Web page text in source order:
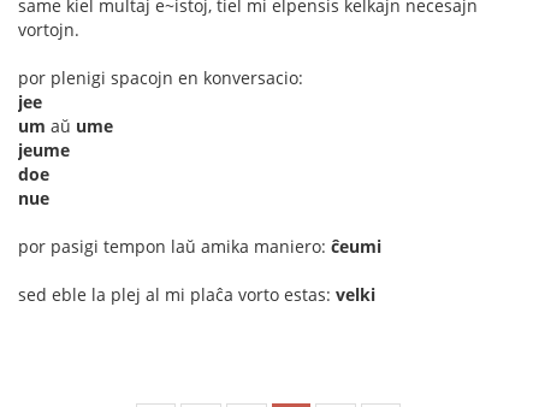
same kiel multaj e~istoj, tiel mi elpensis kelkajn necesajn
vortojn.
por plenigi spacojn en konversacio:
jee
um aŭ ume
jeume
doe
nue
por pasigi tempon laŭ amika maniero: ĉeumi
sed eble la plej al mi plaĉa vorto estas: velki